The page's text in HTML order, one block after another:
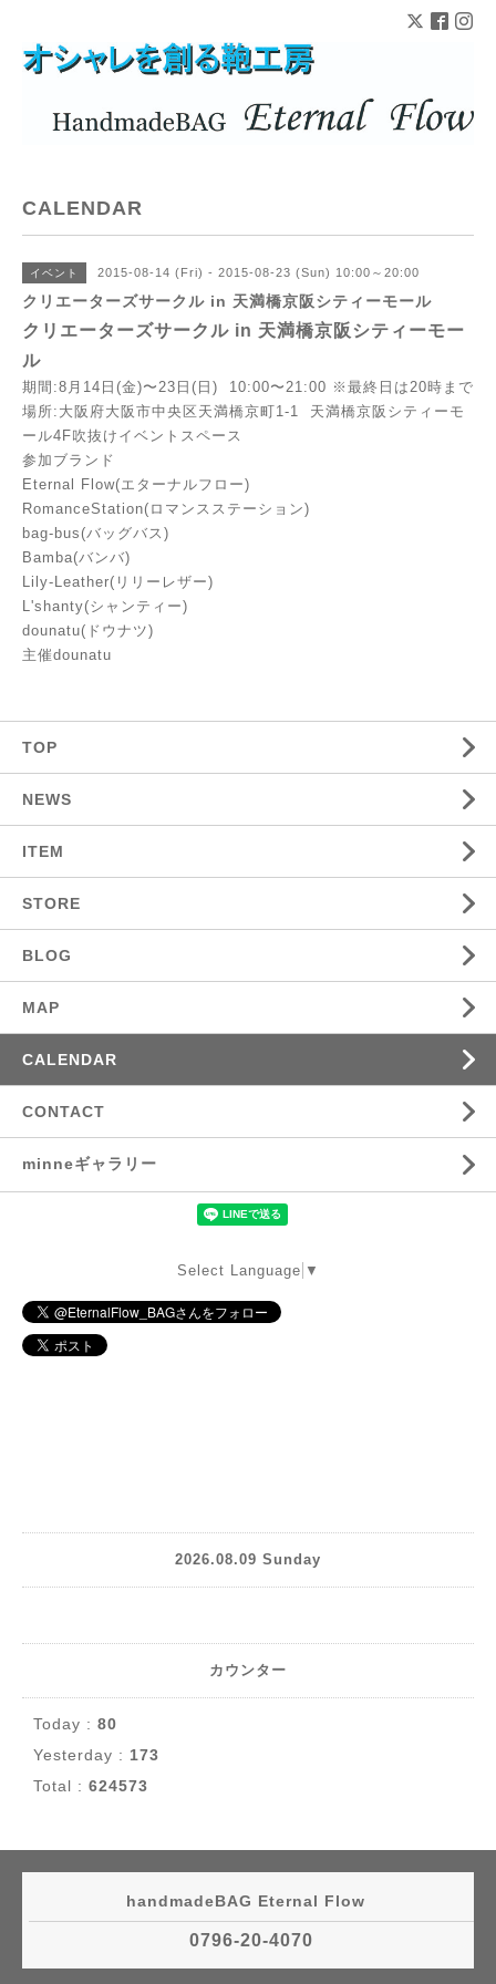
CALENDAR
イベント 2015-08-14 (Fri) - 2015-08-23 (Sun) 10:00～20:00
クリエーターズサークル in 天満橋京阪シティーモール
クリエーターズサークル in 天満橋京阪シティーモー
ル
期間:8月14日(金)〜23日(日) 10:00〜21:00 ※最終日は20時まで
場所:大阪府大阪市中央区天満橋京町1-1 天満橋京阪シティーモ
ール4F吹抜けイベントスペース
参加ブランド
Eternal Flow(エターナルフロー)
RomanceStation(ロマンスステーション)
bag-bus(バッグバス)
Bamba(バンバ)
Lily-Leather(リリーレザー)
L'shanty(シャンティー)
dounatu(ドウナツ)
主催dounatu
TOP
NEWS
ITEM
STORE
BLOG
MAP
CALENDAR
CONTACT
minneギャラリー
Select Language ▼
2026.08.09 Sunday
カウンター
Today : 80
Yesterday : 173
Total : 624573
handmadeBAG Eternal Flow
0796-20-4070